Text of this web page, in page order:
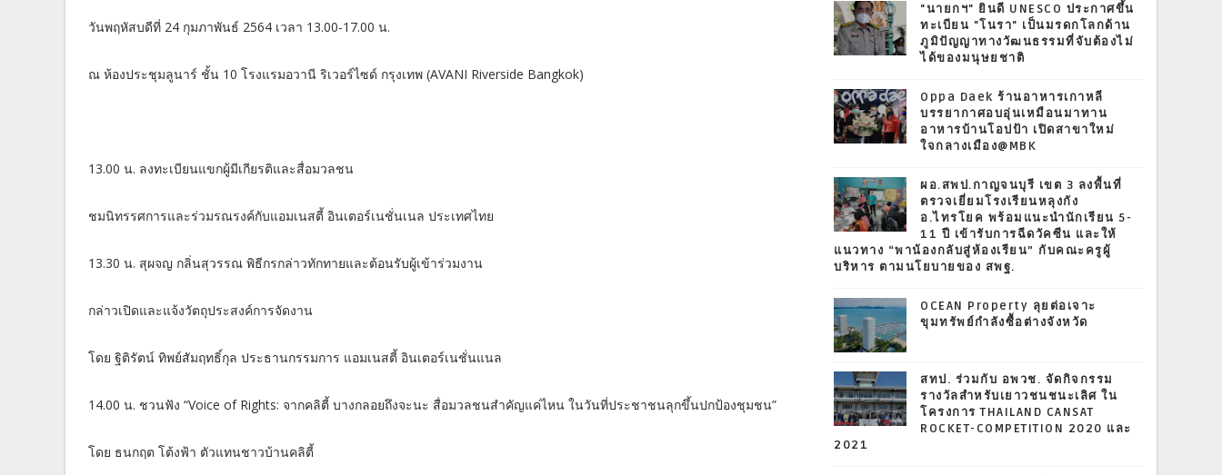
วันพฤหัสบดีที่ 24 กุมภาพันธ์ 2564 เวลา 13.00-17.00 น.
ณ ห้องประชุมลูนาร์ ชั้น 10 โรงแรมอวานี ริเวอร์ไซด์ กรุงเทพ (AVANI Riverside Bangkok)
13.00 น. ลงทะเบียนแขกผู้มีเกียรติและสื่อมวลชน
ชมนิทรรศการและร่วมรณรงค์กับแอมเนสตี้ อินเตอร์เนชั่นเนล ประเทศไทย
13.30 น. สุผจญ กลิ่นสุวรรณ พิธีกรกล่าวทักทายและต้อนรับผู้เข้าร่วมงาน
กล่าวเปิดและแจ้งวัตถุประสงค์การจัดงาน
โดย ฐิติรัตน์ ทิพย์สัมฤทธิ์กุล ประธานกรรมการ แอมเนสตี้ อินเตอร์เนชั่นแนล
14.00 น. ชวนฟัง “Voice of Rights: จากคลิตี้ บางกลอยถึงจะนะ สื่อมวลชนสำคัญแค่ไหน ในวันที่ประชาชนลุกขึ้นปกป้องชุมชน”
โดย ธนกฤต โต้งฟ้า ตัวแทนชาวบ้านคลิตี้
"นายกฯ" ยินดี UNESCO ประกาศขึ้น
ทะเบียน "โนรา" เป็นมรดกโลกด้าน
ภูมิปัญญาทางวัฒนธรรมที่จับต้องไม่
ได้ของมนุษยชาติ
Oppa Daek ร้านอาหารเกาหลี
บรรยากาศอบอุ่นเหมือนมาทาน
อาหารบ้านโอปป้า เปิดสาขาใหม่
ใจกลางเมือง@MBK
ผอ.สพป.กาญจนบุรี เขต 3 ลงพื้นที่
ตรวจเยี่ยมโรงเรียนหลุงกัง
อ.ไทรโยค พร้อมแนะนำนักเรียน 5-
11 ปี เข้ารับการฉีดวัคซีน และให้
แนวทาง “พาน้องกลับสู่ห้องเรียน” กับคณะครูผู้
บริหาร ตามนโยบายของ สพฐ.
OCEAN Property ลุยต่อเจาะ
ขุมทรัพย์กำลังซื้อต่างจังหวัด
สทป. ร่วมกับ อพวช. จัดกิจกรรม
รางวัลสำหรับเยาวชนชนะเลิศ ใน
โครงการ THAILAND CANSAT
ROCKET-COMPETITION 2020 และ
2021